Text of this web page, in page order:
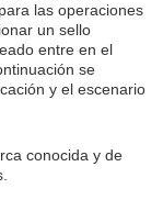
las operaciones
un sello
entre en el
se
y el escenario
conocida y de